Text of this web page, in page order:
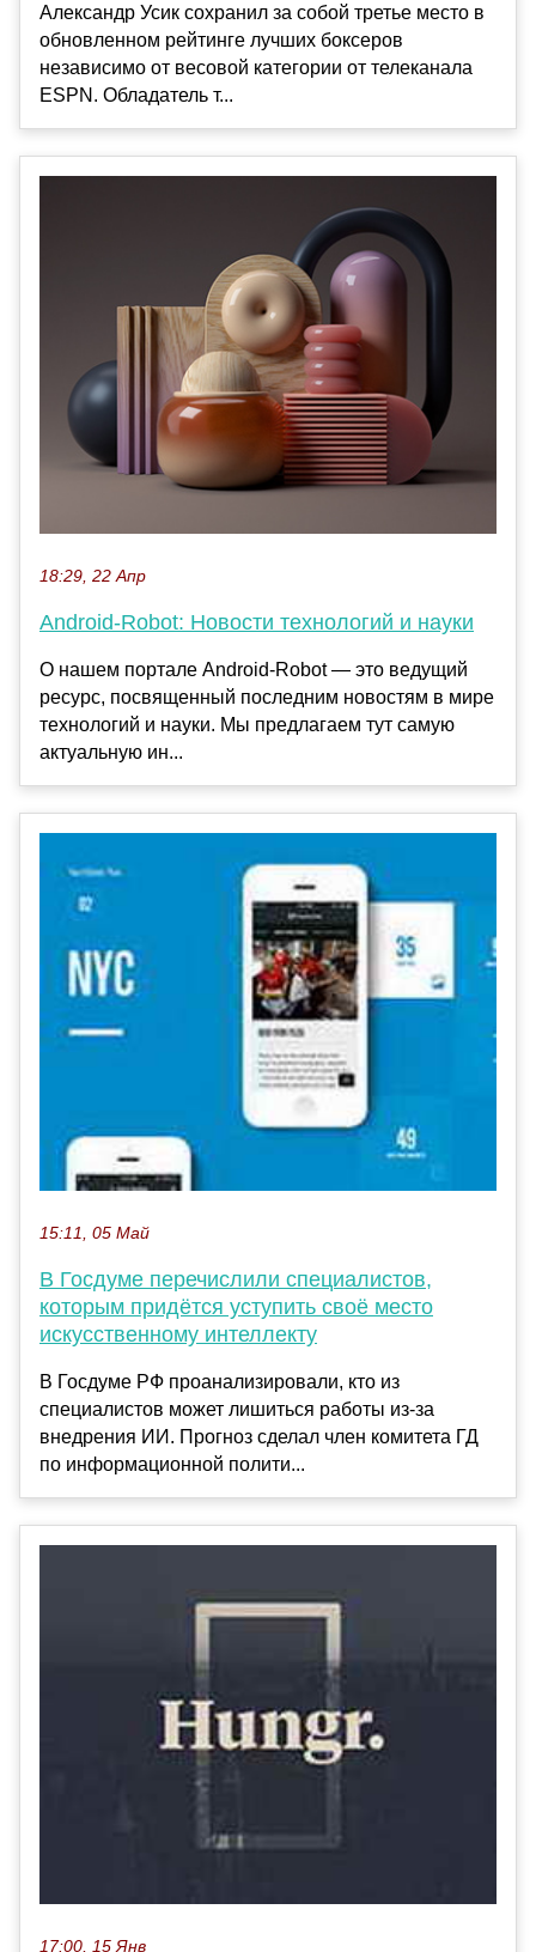
Александр Усик сохранил за собой третье место в
обновленном рейтинге лучших боксеров
независимо от весовой категории от телеканала
ESPN. Обладатель т...
18:29, 22 Апр
Android-Robot: Новости технологий и науки
О нашем портале Android-Robot — это ведущий
ресурс, посвященный последним новостям в мире
технологий и науки. Мы предлагаем тут самую
актуальную ин...
15:11, 05 Май
В Госдуме перечислили специалистов,
которым придётся уступить своё место
искусственному интеллекту
В Госдуме РФ проанализировали, кто из
специалистов может лишиться работы из-за
внедрения ИИ. Прогноз сделал член комитета ГД
по информационной полити...
17:00, 15 Янв